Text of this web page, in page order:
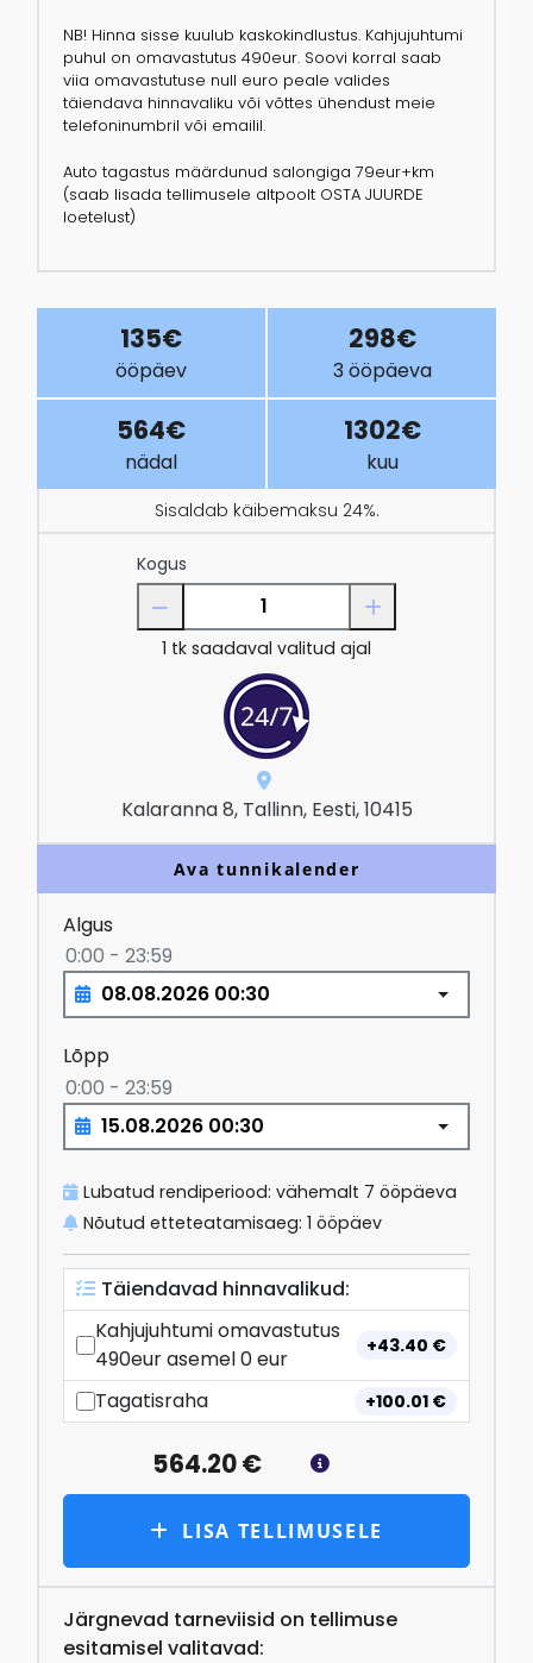
NB! Hinna sisse kuulub kaskokindlustus. Kahjujuhtumi
puhul on omavastutus 490eur. Soovi korral saab
viia omavastutuse null euro peale valides
täiendava hinnavaliku või võttes ühendust meie
telefoninumbril või emailil.
Auto tagastus määrdunud salongiga 79eur+km
(saab lisada tellimusele altpoolt OSTA JUURDE
loetelust)
135€
ööpäev
298€
3 ööpäeva
564€
nädal
1302€
kuu
Sisaldab käibemaksu 24%.
Kogus
1 tk saadaval valitud ajal
Kalaranna 8, Tallinn, Eesti, 10415
Ava tunnikalender
Algus
0:00 - 23:59
Lõpp
0:00 - 23:59
Lubatud rendiperiood: vähemalt 7 ööpäeva
Nõutud etteteatamisaeg: 1 ööpäev
Täiendavad hinnavalikud:
Kahjujuhtumi omavastutus
490eur asemel 0 eur
+43.40 €
Tagatisraha +100.01 €
564.20€
LISA TELLIMUSELE
Järgnevad tarneviisid on tellimuse
esitamisel valitavad: